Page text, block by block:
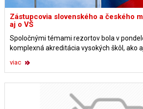
Zástupcovia slovenského a českého
aj o VŠ
Spoločnými témami rezortov bola v
komplexná akreditácia vysokých škôl, ako aj
viac